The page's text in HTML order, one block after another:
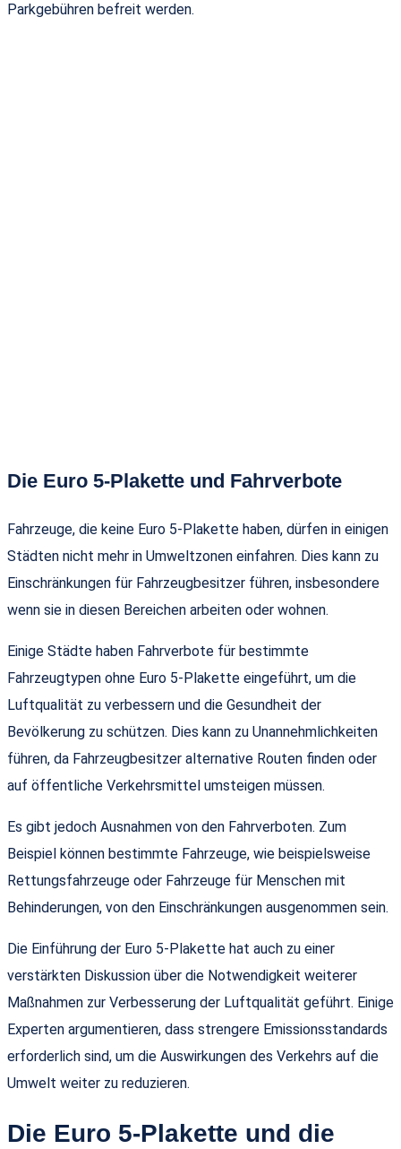
Parkgebühren befreit werden.
Die Euro 5-Plakette und Fahrverbote
Fahrzeuge, die keine Euro 5-Plakette haben, dürfen in einigen
Städten nicht mehr in Umweltzonen einfahren. Dies kann zu
Einschränkungen für Fahrzeugbesitzer führen, insbesondere
wenn sie in diesen Bereichen arbeiten oder wohnen.
Einige Städte haben Fahrverbote für bestimmte
Fahrzeugtypen ohne Euro 5-Plakette eingeführt, um die
Luftqualität zu verbessern und die Gesundheit der
Bevölkerung zu schützen. Dies kann zu Unannehmlichkeiten
führen, da Fahrzeugbesitzer alternative Routen finden oder
auf öffentliche Verkehrsmittel umsteigen müssen.
Es gibt jedoch Ausnahmen von den Fahrverboten. Zum
Beispiel können bestimmte Fahrzeuge, wie beispielsweise
Rettungsfahrzeuge oder Fahrzeuge für Menschen mit
Behinderungen, von den Einschränkungen ausgenommen sein.
Die Einführung der Euro 5-Plakette hat auch zu einer
verstärkten Diskussion über die Notwendigkeit weiterer
Maßnahmen zur Verbesserung der Luftqualität geführt. Einige
Experten argumentieren, dass strengere Emissionsstandards
erforderlich sind, um die Auswirkungen des Verkehrs auf die
Umwelt weiter zu reduzieren.
Die Euro 5-Plakette und die